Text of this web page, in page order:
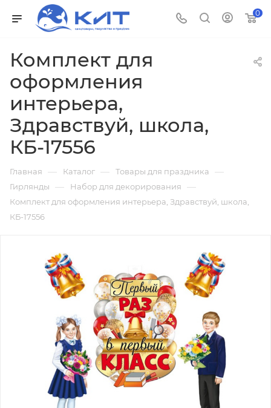
0
Комплект для
оформления
интерьера,
Здравствуй, школа,
КБ-17556
Главная — Каталог — Товары для праздника —
Гирлянды — Набор для декорирования —
Комплект для оформления интерьера, Здравствуй, школа,
КБ-17556